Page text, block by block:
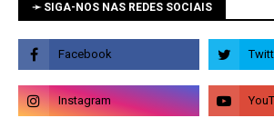
➛ SIGA-NOS NAS REDES SOCIAIS